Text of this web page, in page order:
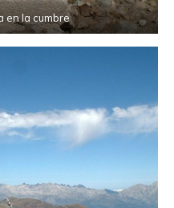
en la cumbre